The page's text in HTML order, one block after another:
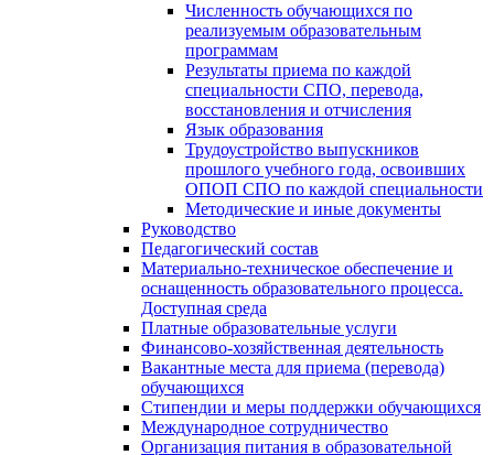
Численность обучающихся по
реализуемым образовательным
программам
Результаты приема по каждой
специальности СПО, перевода,
восстановления и отчисления
Язык образования
Трудоустройство выпускников
прошлого учебного года, освоивших
ОПОП СПО по каждой специальности
Методические и иные документы
Руководство
Педагогический состав
Материально-техническое обеспечение и
оснащенность образовательного процесса.
Доступная среда
Платные образовательные услуги
Финансово-хозяйственная деятельность
Вакантные места для приема (перевода)
обучающихся
Стипендии и меры поддержки обучающихся
Международное сотрудничество
Организация питания в образовательной